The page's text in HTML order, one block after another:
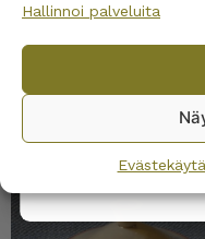
Hallinnoi palveluita